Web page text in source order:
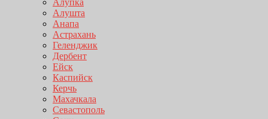
Алупка
Алушта
Анапа
Астрахань
Геленджик
Дербент
Ейск
Каспийск
Керчь
Махачкала
Севастополь